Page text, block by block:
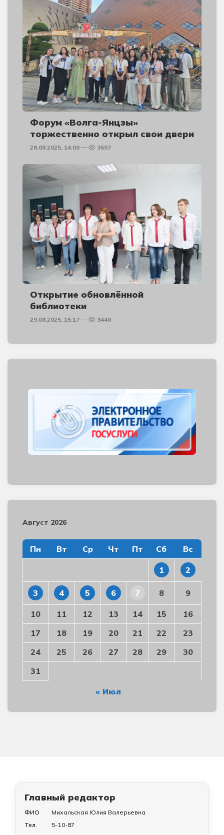
Форум «Волга-Янцзы»
торжественно открыл свои двери
28.08.2025, 14:00 3597
Открытие обновлённой
библиотеки
29.08.2025, 15:17 3440
Август 2026
Пн Вт Ср Чт Пт Сб Вс
1 2
3 4 5 6 7 8 9
10 11 12 13 14 15
16
17
18 19 20 21 22
23
24
25 26 27 28 29
30
31
« Июл
Главный редактор
ФИО
Михальская Юлия Валерьевна
Тел.
5-10-87